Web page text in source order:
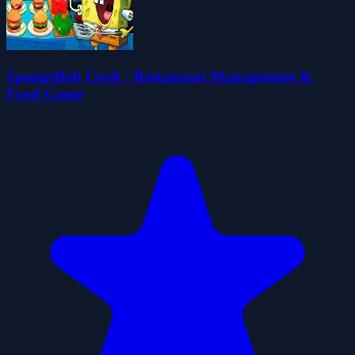
SpongeBob Cook : Restaurant Management &
Food Game